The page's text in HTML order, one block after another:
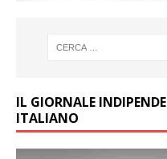
IL GIORNALE
ITALIANO